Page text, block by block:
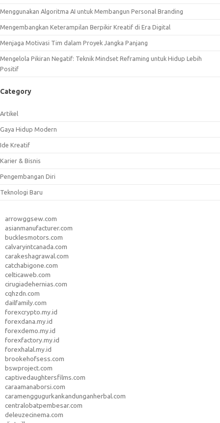
Menggunakan Algoritma AI untuk Membangun Personal Branding
Mengembangkan Keterampilan Berpikir Kreatif di Era Digital
Menjaga Motivasi Tim dalam Proyek Jangka Panjang
Mengelola Pikiran Negatif: Teknik Mindset Reframing untuk Hidup Lebih
Positif
Category
Artikel
Gaya Hidup Modern
Ide Kreatif
Karier & Bisnis
Pengembangan Diri
Teknologi Baru
arrowggsew.com
asianmanufacturer.com
bucklesmotors.com
calvaryintcanada.com
carakeshagrawal.com
catchabigone.com
celticaweb.com
cirugiadehernias.com
cqhzdn.com
dailfamily.com
forexcrypto.my.id
forexdana.my.id
forexdemo.my.id
forexfactory.my.id
forexhalal.my.id
brookehofsess.com
bswproject.com
captivedaughtersfilms.com
caraamanaborsi.com
caramenggugurkankandunganherbal.com
centralobatpembesar.com
deleuzecinema.com